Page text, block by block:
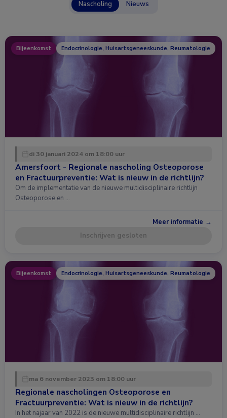
Nascholing Nieuws
Bijeenkomst Endocrinologie, Huisartsgeneeskunde, Reumatologie
di 30 januari 2024 om 18:00 uur
Amersfoort - Regionale nascholing Osteoporose
en Fractuurpreventie: Wat is nieuw in de richtlijn?
Om de implementatie van de nieuwe multidisciplinaire richtlijn
Osteoporose en …
Meer informatie →
Inschrijven gesloten
Bijeenkomst Endocrinologie, Huisartsgeneeskunde, Reumatologie
ma 6 november 2023 om 18:00 uur
Regionale nascholingen Osteoporose en
Fractuurpreventie: Wat is nieuw in de richtlijn?
In het najaar van 2022 is de nieuwe multidisciplinaire richtlijn …